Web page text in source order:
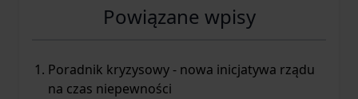
Powiązane wpisy
Poradnik kryzysowy - nowa inicjatywa rządu
na czas niepewności